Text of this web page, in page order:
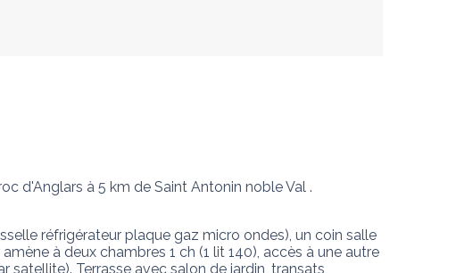
d'Anglars à 5 km de Saint Antonin noble Val .
réfrigérateur plaque gaz micro ondes), un coin salle
à deux chambres 1 ch (1 lit 140), accès à une autre
satellite). Terrasse avec salon de jardin, transats,